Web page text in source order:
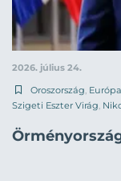
2026. július 24.
Oroszország
Szigeti Eszter Virág